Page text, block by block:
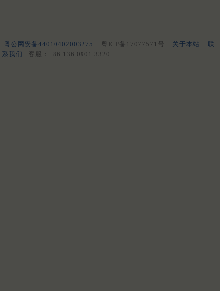
粤公网安备44010402003275 粤ICP备17077571号 关于本站
联
系我们
客服：+86 136 0901 3320